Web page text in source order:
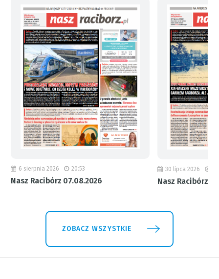
6 sierpnia 2026 20:53
Nasz Racibórz 07.08.2026
30 lipca 2026
Nasz Racibórz
ZOBACZ WSZYSTKIE